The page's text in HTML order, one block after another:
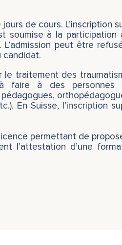
de cours. L’inscription
soumise à la
peut être
candidat.
traitement des
faire à des personnes
En Suisse, l’inscription
permettant de
l’attestation d’une